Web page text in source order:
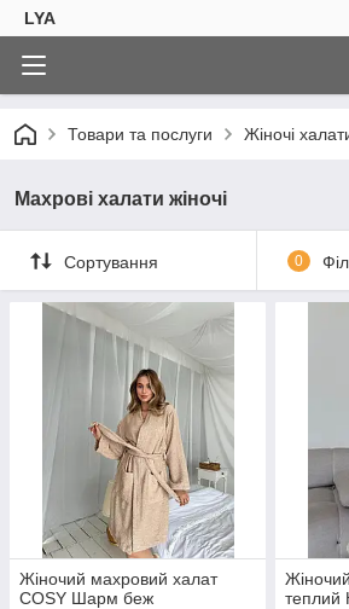
LYA
Товари та послуги Жіночі
Махрові халати жіночі
Сортування 0
Жіночий махровий халат
COSY Шарм беж
теплий